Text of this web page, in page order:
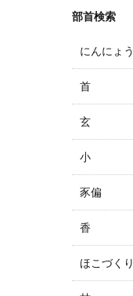
部首検索
にんにょう
首
玄
小
豕偏
香
ほこづくり